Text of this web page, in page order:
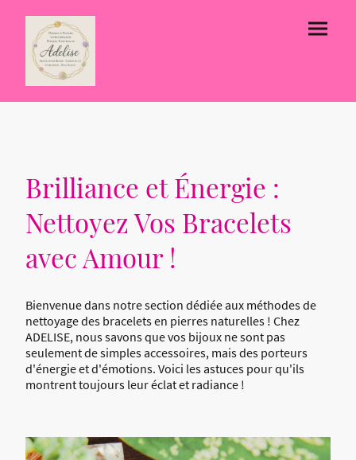
Brilliance et Énergie :
Nettoyez Vos Bracelets
avec Amour !
Bienvenue dans notre section dédiée aux méthodes de
nettoyage des bracelets en pierres naturelles ! Chez
ADELISE, nous savons que vos bijoux ne sont pas
seulement de simples accessoires, mais des porteurs
d'énergie et d'émotions. Voici les astuces pour qu'ils
montrent toujours leur éclat et radiance !